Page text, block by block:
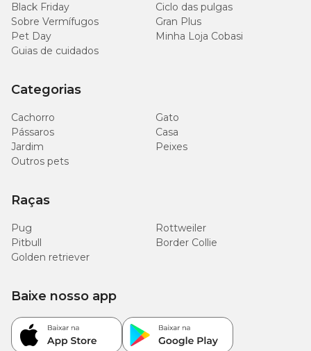
Black Friday
Ciclo das pulgas
Sobre Vermífugos
Gran Plus
Pet Day
Minha Loja Cobasi
Guias de cuidados
Categorias
Cachorro
Gato
Pássaros
Casa
Jardim
Peixes
Outros pets
Raças
Pug
Rottweiler
Pitbull
Border Collie
Golden retriever
Baixe nosso app